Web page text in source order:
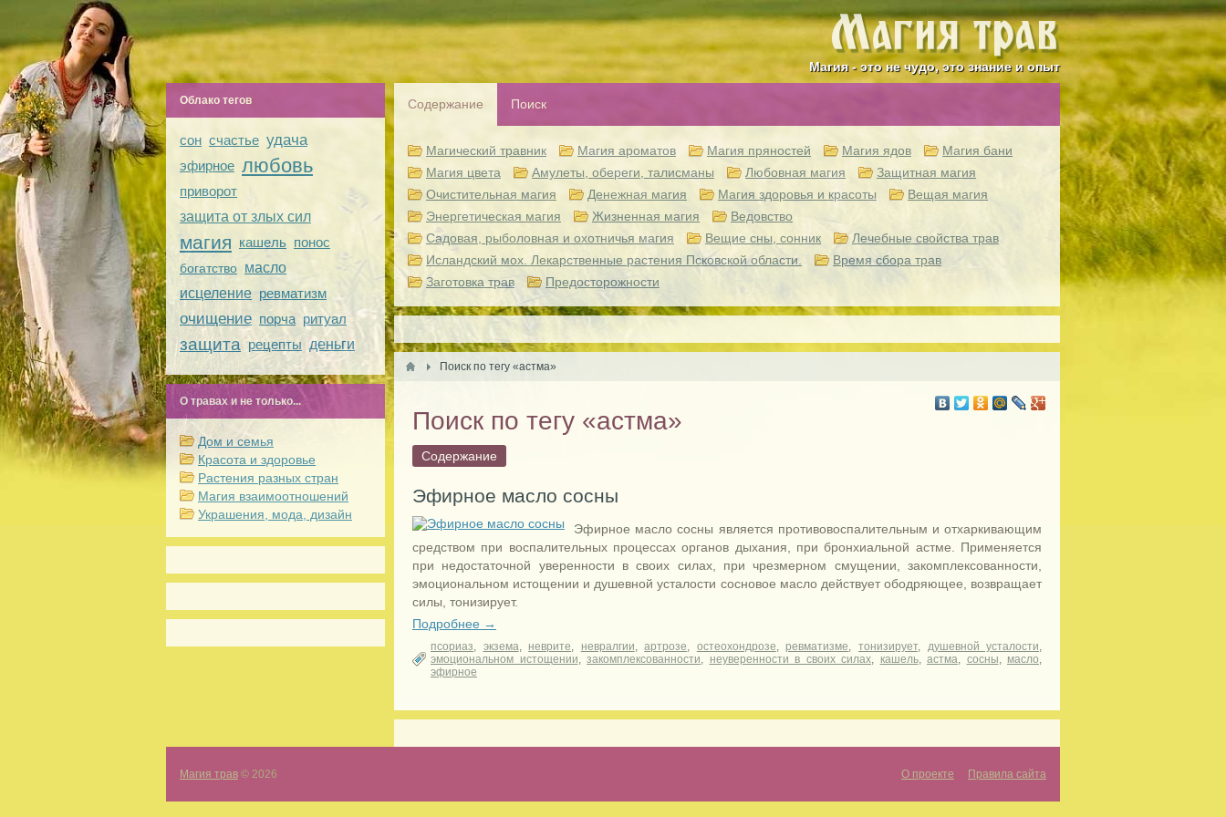
Магия - это не чудо, это знание и опыт
Содержание Поиск
Магический травник Магия ароматов Магия пряностей Магия ядов
Магия бани
Магия цвета
Амулеты, обереги, талисманы Любовная магия
Защитная магия
Очистительная магия
Денежная магия Магия здоровья и красоты
Вещая магия
Энергетическая магия
Жизненная магия
Ведовство
Садовая, рыболовная и охотничья магия
Вещие сны, сонник
Лечебные свойства трав
Исландский мох. Лекарственные растения Псковской области.
Время сбора трав
Заготовка трав
Предосторожности
Поиск по тегу «астма»
Поиск по тегу «астма»
Содержание
Эфирное масло сосны
Эфирное масло сосны является противовоспалительным и отхаркивающим
средством при воспалительных процессах органов дыхания, при бронхиальной астме. Применяется
при недостаточной уверенности в своих силах, при чрезмерном смущении, закомплексованности,
эмоциональном истощении и душевной усталости сосновое масло действует ободряющее, возвращает
силы, тонизирует.
Подробнее →
псориаз, экзема, неврите, невралгии,артрозе, остеохондрозе, ревматизме, тонизирует, душевной усталости,
эмоциональном истощении, закомплексованности, неуверенности в своих силах, кашель, астма, сосны, масло,
эфирное
Облако тегов
сон счастье удача
эфирное любовь
приворот
защита от злых сил
магия кашель понос
богатство масло
исцеление ревматизм
очищение порча ритуал
защита рецепты деньги
О травах и не только...
Дом и семья
Красота и здоровье
Растения разных стран
Магия взаимоотношений
Украшения, мода, дизайн
Магия трав © 2026 О проекте Правила сайта